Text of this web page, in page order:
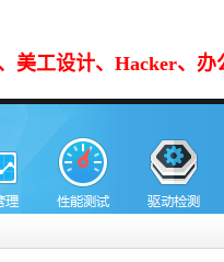
工设计、Hacker、办